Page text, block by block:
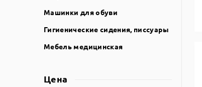
Машинки для обуви
Гигиенические сидения, писсуары
Мебель медицинская
Цена